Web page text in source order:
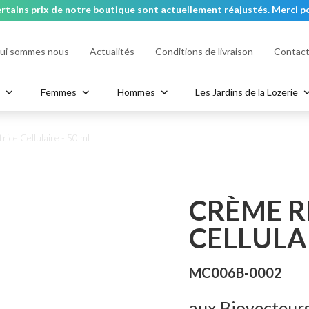
prix de notre boutique sont actuellement réajustés. Merci
sommes nous Actualités Conditions de livraison Contact
ContrAge HYDRA ClariFort - Acné & Peaux
Femmes
Bracelets Bagues
Hommes
Portefeuille Nœuds Papillons
Les Jardins de la Lozerie
Hand & Body Soap Body Scrub
Cellulaire - 50 ml
CRÈME
MC006B-0002